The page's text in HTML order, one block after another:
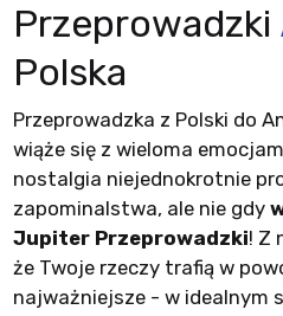
Przeprowadzki
Polska
Przeprowadzka z Polski do
wiąże się z wieloma
nostalgia niejednokrotnie
zapominalstwa, ale nie gdy
Jupiter Przeprowadzki! Z
że Twoje rzeczy trafią w
najważniejsze - w idealnym